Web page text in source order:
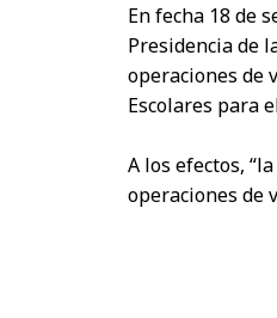
En fecha 18 de
Presidencia de
operaciones de
Escolares para
A los efectos,
operaciones de